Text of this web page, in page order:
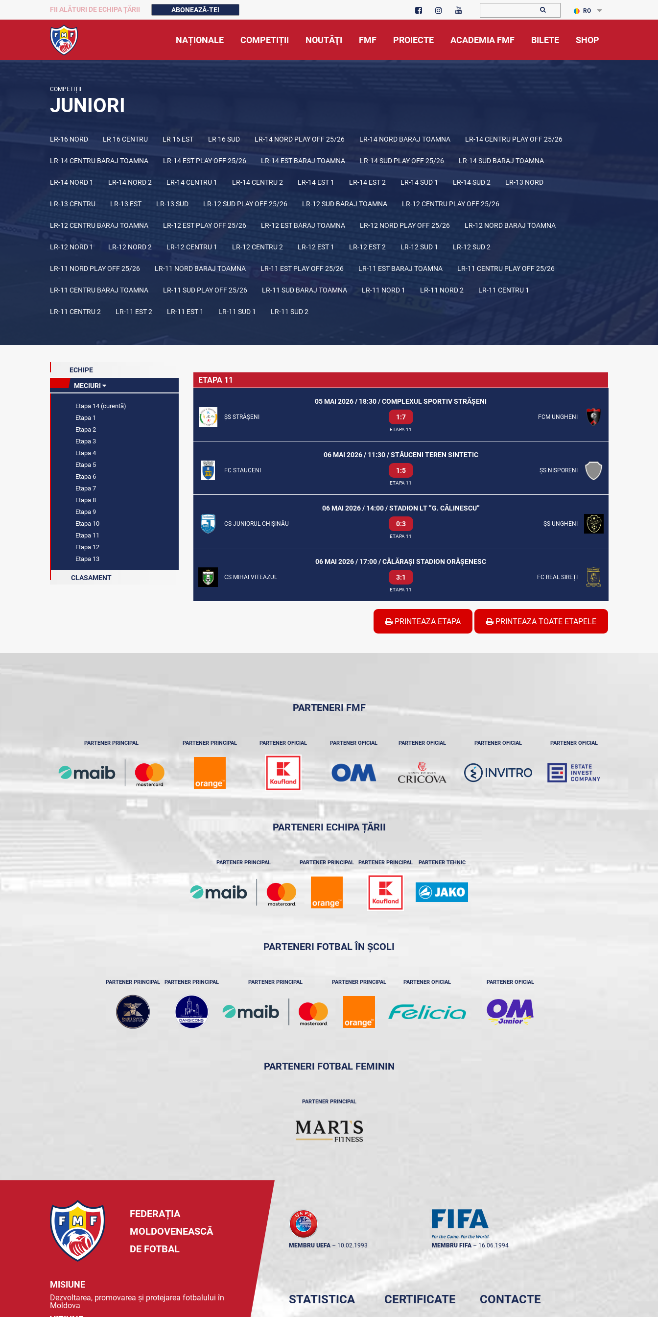
FII ALĂTURI DE ECHIPA ȚĂRII ABONEAZĂ-TE! RO
NAȚIONALE COMPETIȚII NOUTĂŢI FMF PROIECTE ACADEMIA FMF BILETE SHOP
COMPETIȚII
JUNIORI
LR-16 NORD LR 16 CENTRU LR 16 EST LR 16 SUD LR-14 NORD PLAY OFF 25/26 LR-14 NORD BARAJ TOAMNA LR-14 CENTRU PLAY OFF 25/26
LR-14 CENTRU BARAJ TOAMNA LR-14 EST PLAY OFF 25/26 LR-14 EST BARAJ TOAMNA LR-14 SUD PLAY OFF 25/26 LR-14 SUD BARAJ TOAMNA
LR-14 NORD 1 LR-14 NORD 2 LR-14 CENTRU 1 LR-14 CENTRU 2 LR-14 EST 1 LR-14 EST 2 LR-14 SUD 1 LR-14 SUD 2 LR-13 NORD
LR-13 CENTRU LR-13 EST LR-13 SUD LR-12 SUD PLAY OFF 25/26 LR-12 SUD BARAJ TOAMNA LR-12 CENTRU PLAY OFF 25/26
LR-12 CENTRU BARAJ TOAMNA LR-12 EST PLAY OFF 25/26 LR-12 EST BARAJ TOAMNA LR-12 NORD PLAY OFF 25/26 LR-12 NORD BARAJ TOAMNA
LR-12 NORD 1 LR-12 NORD 2 LR-12 CENTRU 1 LR-12 CENTRU 2 LR-12 EST 1 LR-12 EST 2 LR-12 SUD 1 LR-12 SUD 2
LR-11 NORD PLAY OFF 25/26 LR-11 NORD BARAJ TOAMNA LR-11 EST PLAY OFF 25/26 LR-11 EST BARAJ TOAMNA LR-11 CENTRU PLAY OFF 25/26
LR-11 CENTRU BARAJ TOAMNA LR-11 SUD PLAY OFF 25/26 LR-11 SUD BARAJ TOAMNA LR-11 NORD 1 LR-11 NORD 2 LR-11 CENTRU 1
LR-11 CENTRU 2 LR-11 EST 2 LR-11 EST 1 LR-11 SUD 1 LR-11 SUD 2
ECHIPE
MECIURI
Etapa 14 (curentă)
Etapa 1
Etapa 2
Etapa 3
Etapa 4
Etapa 5
Etapa 6
Etapa 7
Etapa 8
Etapa 9
Etapa 10
Etapa 11
Etapa 12
Etapa 13
CLASAMENT
ETAPA 11
05 MAI 2026 / 18:30 / COMPLEXUL SPORTIV STRĂȘENI
ȘS STRĂȘENI 1:7 FCM UNGHENI
ETAPA 11
06 MAI 2026 / 11:30 / STĂUCENI TEREN SINTETIC
FC STAUCENI 1:5 ȘS NISPORENI
ETAPA 11
06 MAI 2026 / 14:00 / STADION LT ”G. CĂLINESCU”
CS JUNIORUL CHIȘINĂU 0:3 ȘS UNGHENI
ETAPA 11
06 MAI 2026 / 17:00 / CĂLĂRAȘI STADION ORĂȘENESC
CS MIHAI VITEAZUL 3:1 FC REAL SIREȚI
ETAPA 11
PRINTEAZA ETAPA PRINTEAZA TOATE ETAPELE
PARTENERI FMF
PARTENER PRINCIPAL PARTENER PRINCIPAL PARTENER OFICIAL PARTENER OFICIAL PARTENER OFICIAL PARTENER OFICIAL PARTENER OFICIAL
PARTENERI ECHIPA ȚĂRII
PARTENER PRINCIPAL PARTENER PRINCIPAL PARTENER PRINCIPAL PARTENER TEHNIC
PARTENERI FOTBAL ÎN ȘCOLI
PARTENER PRINCIPAL PARTENER PRINCIPAL PARTENER PRINCIPAL PARTENER PRINCIPAL PARTENER OFICIAL PARTENER OFICIAL
PARTENERI FOTBAL FEMININ
PARTENER PRINCIPAL
FEDERAȚIA
MOLDOVENEASCĂ
DE FOTBAL
MISIUNE
Dezvoltarea, promovarea și protejarea fotbalului în
Moldova
MEMBRU UEFA -- 10.02.1993 MEMBRU FIFA -- 16.06.1994
STATISTICA CERTIFICATE CONTACTE